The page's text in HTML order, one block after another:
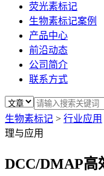
荧光素标记
生物素标记案例
产品中心
前沿动态
公司简介
联系方式
生物素标记 > 行业应用
理与应用
DCC/DMAP高